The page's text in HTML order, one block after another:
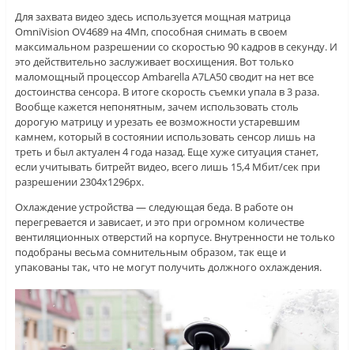
Для захвата видео здесь используется мощная матрица
OmniVision OV4689 на 4Мп, способная снимать в своем
максимальном разрешении со скоростью 90 кадров в секунду. И
это действительно заслуживает восхищения. Вот только
маломощный процессор Ambarella A7LA50 сводит на нет все
достоинства сенсора. В итоге скорость съемки упала в 3 раза.
Вообще кажется непонятным, зачем использовать столь
дорогую матрицу и урезать ее возможности устаревшим
камнем, который в состоянии использовать сенсор лишь на
треть и был актуален 4 года назад. Еще хуже ситуация станет,
если учитывать битрейт видео, всего лишь 15,4 Мбит/сек при
разрешении 2304x1296px.
Охлаждение устройства — следующая беда. В работе он
перегревается и зависает, и это при огромном количестве
вентиляционных отверстий на корпусе. Внутренности не только
подобраны весьма сомнительным образом, так еще и
упакованы так, что не могут получить должного охлаждения.